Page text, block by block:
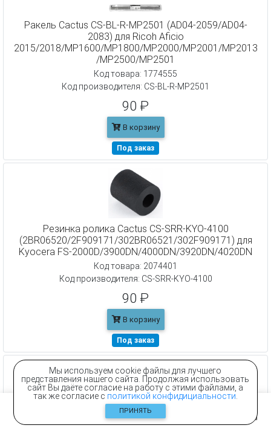
Мы используем cookie файлы для лучшего
представления нашего сайта. Продолжая использовать
сайт Вы даёте согласие на работу с этими файлами, а
так же согласие с политикой конфидициальности
ПРИНЯТЬ
Ракель Cactus CS-BL-R-MP2501 (AD04-2059/AD04-
2083) для Ricoh Aficio
2015/2018/MP1600/MP1800/MP2000/MP2001/MP2013
/MP2500/MP2501
Код товара: 1774555
Код производителя: CS-BL-R-MP2501
90 ₽
В корзину
Под заказ
Резинка ролика Cactus CS-SRR-KYO-4100
(2BR06520/2F909171/302BR06521/302F909171) для
Kyocera FS-2000D/3900DN/4000DN/3920DN/4020DN
Код товара: 2074401
Код производителя: CS-SRR-KYO-4100
90 ₽
В корзину
Под заказ
Ролик подхвата Cactus CS-PRA-HP-LJ9000 (RF5-3340-
Контакты Корзина